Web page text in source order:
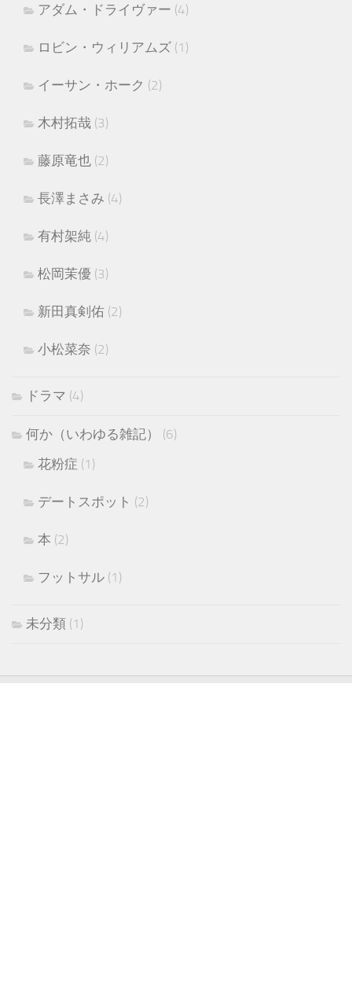
アダム・ドライヴァー (4)
ロビン・ウィリアムズ (1)
イーサン・ホーク (2)
木村拓哉 (3)
藤原竜也 (2)
長澤まさみ (4)
有村架純 (4)
松岡茉優 (3)
新田真剣佑 (2)
小松菜奈 (2)
ドラマ (4)
何か（いわゆる雑記）
(6)
花粉症 (1)
デートスポット (2)
本 (2)
フットサル (1)
未分類 (1)